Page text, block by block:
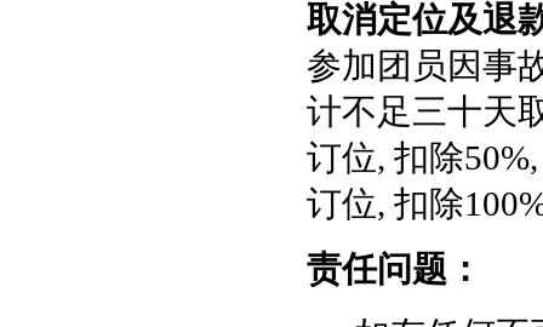
取消定位及退
参加团员因事
计不足三十天
订位, 扣除
订位, 扣除
责任问题：